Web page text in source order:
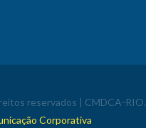
reservados | CMDCA-RIO.
Corporativa